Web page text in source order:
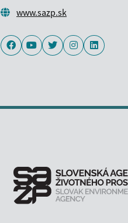
www.sazp.sk
FacebookYoutubeTwitterInstagramLinkedIn